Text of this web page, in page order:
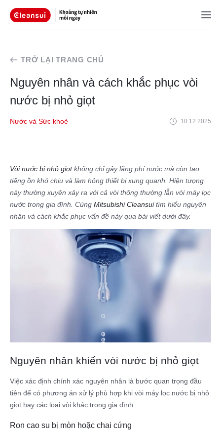
TRỞ LẠI TRANG CHỦ
Nguyên nhân và cách khắc phục vòi
nước bị nhỏ giọt
Nước và Sức khoẻ 10.12.2025
Vòi nước bị nhỏ giọtkhông chỉ gây lãng phí nước mà còn tạo
tiếng ồn khó chịu và làm hỏng thiết bị xung quanh. Hiện tượng
này thường xuyên xảy ra với cả vòi thông thường lẫn vòi máy lọc
nước trong gia đình. Cùng Mitsubishi Cleansuitìm hiểu nguyên
nhân và cách khắc phục vấn đề này qua bài viết dưới đây.
Nguyên nhân khiến vòi nước bị nhỏ giọt
Việc xác định chính xác nguyên nhân là bước quan trọng đầu
tiên để có phương án xử lý phù hợp khi vòi máy lọc nước bị nhỏ
giọt hay các loại vòi khác trong gia đình.
Ron cao su bị mòn hoặc chai cứng